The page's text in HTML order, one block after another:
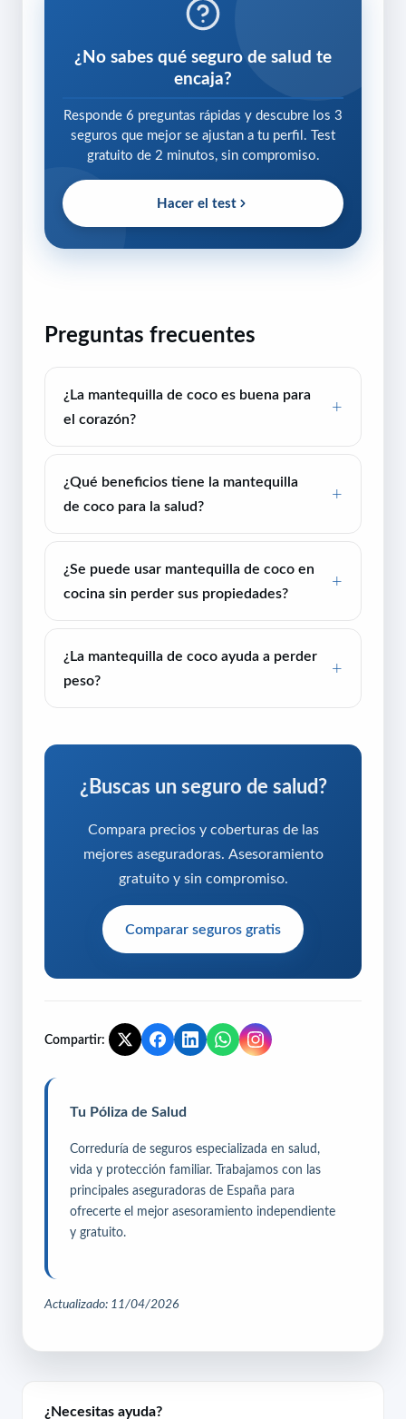
¿No sabes qué seguro de salud te
encaja?
Responde 6 preguntas rápidas y descubre los 3
seguros que mejor se ajustan a tu perfil. Test
gratuito de 2 minutos, sin compromiso.
Hacer el test
Preguntas frecuentes
¿La mantequilla de coco es buena para
el corazón?
¿Qué beneficios tiene la mantequilla
de coco para la salud?
¿Se puede usar mantequilla de coco en
cocina sin perder sus propiedades?
¿La mantequilla de coco ayuda a perder
peso?
¿Buscas un seguro de salud?
Compara precios y coberturas de las
mejores aseguradoras. Asesoramiento
gratuito y sin compromiso.
Comparar seguros gratis
Compartir:
Tu Póliza de Salud
Correduría de seguros especializada en salud,
vida y protección familiar. Trabajamos con las
principales aseguradoras de España para
ofrecerte el mejor asesoramiento independiente
y gratuito.
Actualizado: 11/04/2026
¿Necesitas ayuda?